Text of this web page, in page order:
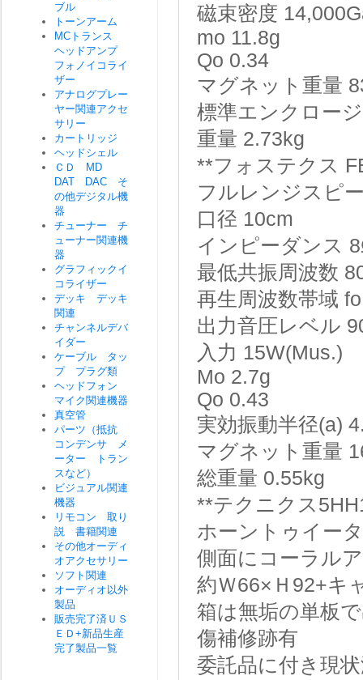
磁束密度
mo 11.8g
Qo 0.34
マグネット重量
標準エンクロー
重量 2.73kg
**フォステクス
フルレンジスピ
口径 10cm
インピーダンス
最低共振周波数
再生周波数帯域
出力音圧レベル
入力 15W(Mus.)
Mo 2.7g
Qo 0.43
実効振動半径(a)
マグネット重量
総重量 0.55kg
**テクニクス
ホーントゥイー
側面にコーラル
約Ｗ66×Ｈ92+キ
箱は無垢の単板
傷補修跡有
委託品に付き現
ブル
トーンアーム
MCトランス
ヘッドアンプ
フォノイコライ
ザー
アナログプレー
ヤー関連アクセ
サリー
カートリッジ
ヘッドシェル
ＣＤ MD
DAT DAC そ
の他デジタル機
器
チューナー チ
ューナー関連機
器
グラフィックイ
コライザー
デッキ デッキ
関連
チャンネルデバ
イダー
ケーブル タッ
プ プラグ類
ヘッドフォン
マイク関連機器
真空管
パーツ（抵抗
コンデンサ メ
ーター トラン
スなど）
ビジュアル関連
機器
リモコン 取り
説 書籍関連
その他オーディ
オアクセサリー
ソフト関連
オーディオ以外
製品
販売完了済ＵＳ
ＥＤ+新品生産
完了製品一覧